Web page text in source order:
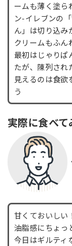
ームも薄く塗ら
ン-イレブンの
ん」は切り込み
クリームもふん
最初はじゃりぱ
たが、陳列され
見えるのは食欲
う
実際に食べて
甘くておいしい
油脂感にちょっ
今日はギルティ